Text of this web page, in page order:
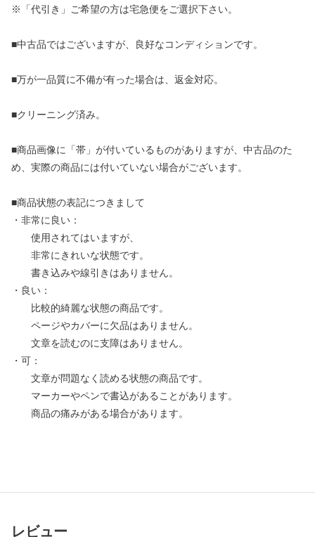
※「代引き」ご希望の方は宅急便をご選択下さい。
■中古品ではございますが、良好なコンディションです。
■万が一品質に不備が有った場合は、返金対応。
■クリーニング済み。
■商品画像に「帯」が付いているものがありますが、中古品のた
め、実際の商品には付いていない場合がございます。
■商品状態の表記につきまして
・非常に良い：
使用されてはいますが、
非常にきれいな状態です。
書き込みや線引きはありません。
・良い：
比較的綺麗な状態の商品です。
ページやカバーに欠品はありません。
文章を読むのに支障はありません。
・可：
文章が問題なく読める状態の商品です。
マーカーやペンで書込があることがあります。
商品の痛みがある場合があります。
レビュー